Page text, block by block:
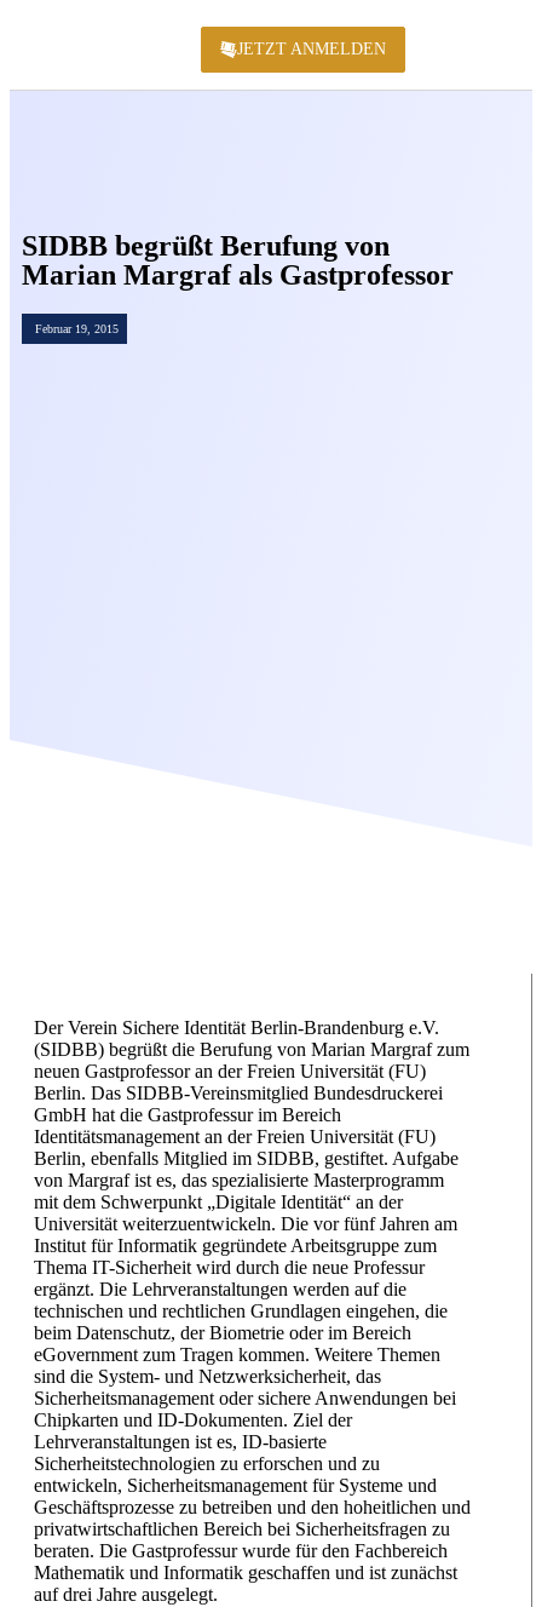
JETZT ANMELDEN
SIDBB begrüßt Berufung von
Marian Margraf als Gastprofessor
Februar 19, 2015
Der Verein Sichere Identität Berlin-Brandenburg e.V.
(SIDBB) begrüßt die Berufung von Marian Margraf zum
neuen Gastprofessor an der Freien Universität (FU)
Berlin. Das SIDBB-Vereinsmitglied Bundesdruckerei
GmbH hat die Gastprofessur im Bereich
Identitätsmanagement an der Freien Universität (FU)
Berlin, ebenfalls Mitglied im SIDBB, gestiftet. Aufgabe
von Margraf ist es, das spezialisierte Masterprogramm
mit dem Schwerpunkt „Digitale Identität“ an der
Universität weiterzuentwickeln. Die vor fünf Jahren am
Institut für Informatik gegründete Arbeitsgruppe zum
Thema IT-Sicherheit wird durch die neue Professur
ergänzt. Die Lehrveranstaltungen werden auf die
technischen und rechtlichen Grundlagen eingehen, die
beim Datenschutz, der Biometrie oder im Bereich
eGovernment zum Tragen kommen. Weitere Themen
sind die System- und Netzwerksicherheit, das
Sicherheitsmanagement oder sichere Anwendungen bei
Chipkarten und ID-Dokumenten. Ziel der
Lehrveranstaltungen ist es, ID-basierte
Sicherheitstechnologien zu erforschen und zu
entwickeln, Sicherheitsmanagement für Systeme und
Geschäftsprozesse zu betreiben und den hoheitlichen und
privatwirtschaftlichen Bereich bei Sicherheitsfragen zu
beraten. Die Gastprofessur wurde für den Fachbereich
Mathematik und Informatik geschaffen und ist zunächst
auf drei Jahre ausgelegt.